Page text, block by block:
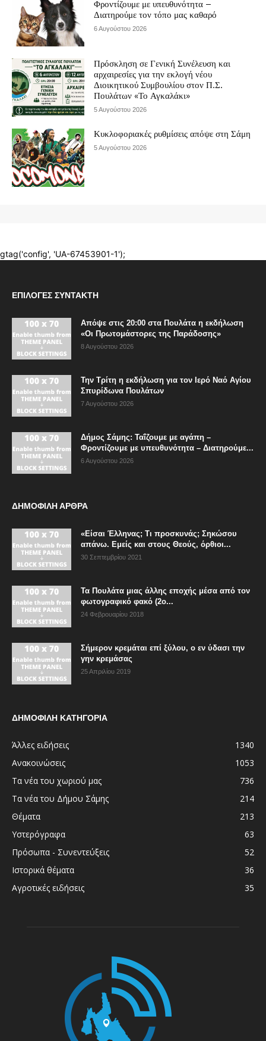
ΕΠΙΛΟΓΈΣ ΣΥΝΤΆΚΤΗ
Απόψε στις 20:00 στα Πουλάτα η εκδήλωση
«Οι Πρωτομάστορες της Παράδοσης»
8 Αυγούστου 2026
Την Τρίτη η εκδήλωση για τον Ιερό Ναό Αγίου
Σπυρίδωνα Πουλάτων
7 Αυγούστου 2026
Δήμος Σάμης: Ταΐζουμε με αγάπη –
Φροντίζουμε με υπευθυνότητα – Διατηρούμε...
6 Αυγούστου 2026
ΔΗΜΟΦΙΛΗ ΑΡΘΡΑ
«Είσαι Έλληνας; Τι προσκυνάς; Σηκώσου
απάνω. Εμείς και στους Θεούς, όρθιοι...
30 Σεπτεμβρίου 2021
Τα Πουλάτα μιας άλλης εποχής μέσα από τον
φωτογραφικό φακό (2ο...
24 Φεβρουαρίου 2018
Σήμερον κρεμάται επί ξύλου, ο εν ύδασι την
γην κρεμάσας
25 Απριλίου 2019
ΔΗΜΟΦΙΛΗ ΚΑΤΗΓΟΡΙΑ
Άλλες ειδήσεις
1340
Ανακοινώσεις
1053
Τα νέα του χωριού μας
736
Τα νέα του Δήμου Σάμης
214
Θέματα
213
Υστερόγραφα
63
Πρόσωπα - Συνεντεύξεις
52
Ιστορικά θέματα
36
Αγροτικές ειδήσεις
35